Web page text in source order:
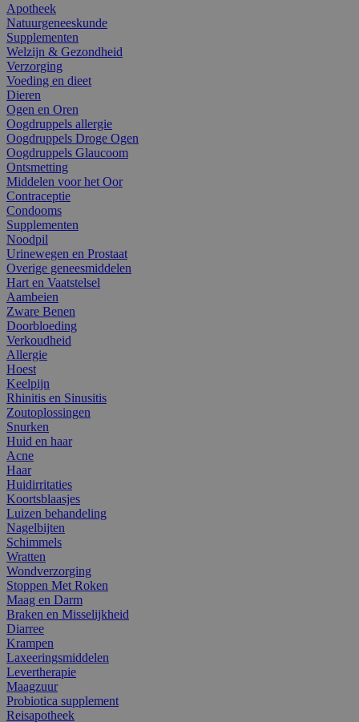
Apotheek
Natuurgeneeskunde
Supplementen
Welzijn & Gezondheid
Verzorging
Voeding en dieet
Dieren
Ogen en Oren
Oogdruppels allergie
Oogdruppels Droge Ogen
Oogdruppels Glaucoom
Ontsmetting
Middelen voor het Oor
Contraceptie
Condooms
Supplementen
Noodpil
Urinewegen en Prostaat
Overige geneesmiddelen
Hart en Vaatstelsel
Aambeien
Zware Benen
Doorbloeding
Verkoudheid
Allergie
Hoest
Keelpijn
Rhinitis en Sinusitis
Zoutoplossingen
Snurken
Huid en haar
Acne
Haar
Huidirritaties
Koortsblaasjes
Luizen behandeling
Nagelbijten
Schimmels
Wratten
Wondverzorging
Stoppen Met Roken
Maag en Darm
Braken en Misselijkheid
Diarree
Krampen
Laxeeringsmiddelen
Levertherapie
Maagzuur
Probiotica supplement
Reisapotheek